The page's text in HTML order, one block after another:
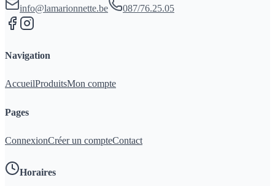
info@lamarionnette.be 087/76.25.05
Navigation
AccueilProduitsMon compte
Pages
ConnexionCréer un compteContact
Horaires